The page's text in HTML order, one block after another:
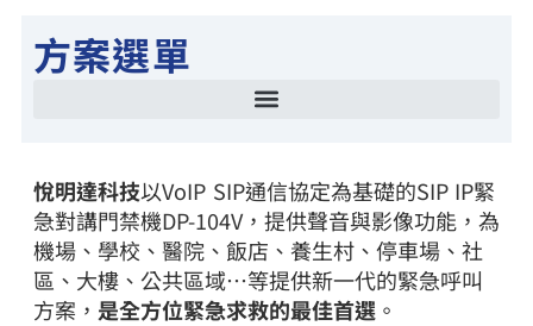
方案選單
悅明達科技以VoIP SIP通信協定為基礎的SIP IP緊
急對講門禁機DP-104V，提供聲音與影像功能，為
機場、學校、醫院、飯店、養生村、停車場、社
區、大樓、公共區域…等提供新一代的緊急呼叫
方案， 是全方位緊急求救的最佳首選 。